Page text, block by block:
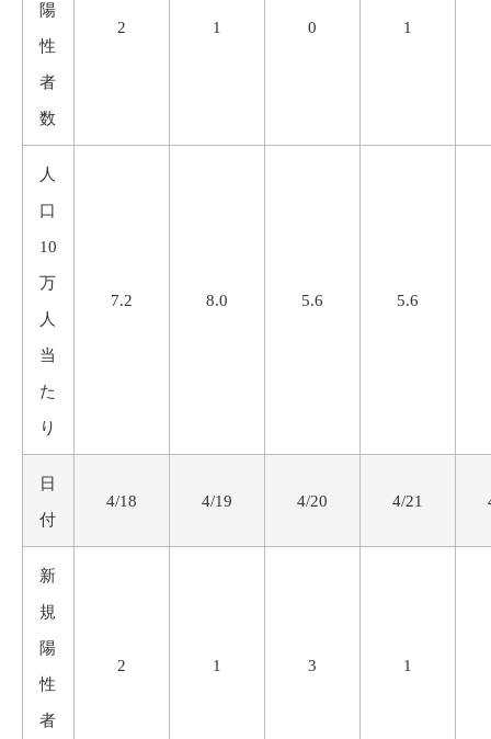
陽
性
者
数
2 1 0 1
人
口
10
万
人
当
た
り
7.2 8.0 5.6 5.6
日
付
4/18 4/19 4/20 4/21
新
規
陽
性
者
2 1 3 1